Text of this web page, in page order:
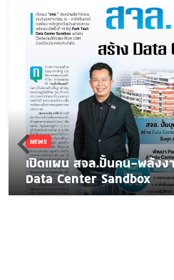
NEWS
เปิดแผน สจล.ปั้นคน-พลังง
Data Center Sandbox